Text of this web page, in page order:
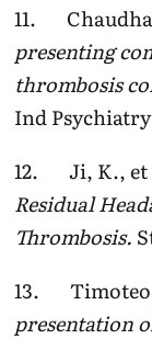
11.
presenting
thrombosis
Ind Psychiatry
12. Ji, K., et
Residual
Thrombosis.
13.
presentation